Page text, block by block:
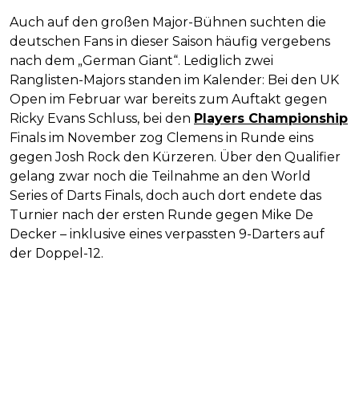
Auch auf den großen Major-Bühnen suchten die
deutschen Fans in dieser Saison häufig vergebens
nach dem „German Giant“. Lediglich zwei
Ranglisten-Majors standen im Kalender: Bei den UK
Open im Februar war bereits zum Auftakt gegen
Ricky Evans Schluss, bei den Players Championship
Finals im November zog Clemens in Runde eins
gegen Josh Rock den Kürzeren. Über den Qualifier
gelang zwar noch die Teilnahme an den World
Series of Darts Finals, doch auch dort endete das
Turnier nach der ersten Runde gegen Mike De
Decker – inklusive eines verpassten 9-Darters auf
der Doppel-12.